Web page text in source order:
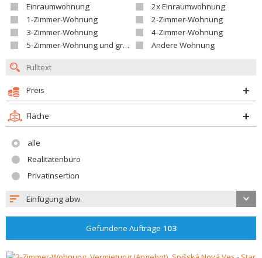
Einraumwohnung
2x Einraumwohnung
1-Zimmer-Wohnung
2-Zimmer-Wohnung
3-Zimmer-Wohnung
4-Zimmer-Wohnung
5-Zimmer-Wohnung und größer
Andere Wohnung
Preis
Fläche
alle
Realitätenbüro
Privatinsertion
Einfügung abw.
Gefundene Aufträge 103